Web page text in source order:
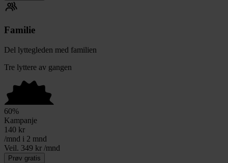
Familie
Del lyttegleden med familien
Tre lyttere av gangen
60%
Kampanje
140 kr
/mnd i 2 mnd
Veil. 349 kr /mnd
Prøv gratis